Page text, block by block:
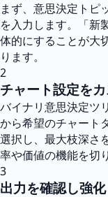
まず、意思決定トピ
を入力します。「新
体的にすることが大
ります。
2
チャート設定を
バイナリ意思決定ツ
から希望のチャート
選択し、最大枝深さ
率や価値の機能を切
3
出力を確認し強化